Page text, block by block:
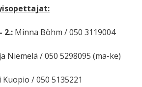
2.: Minna Böhm / 050 3119004
Niemelä / 050 5298095 (ma-ke)
Kuopio / 050 5135221